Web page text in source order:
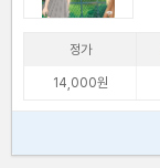
정가
14,000원